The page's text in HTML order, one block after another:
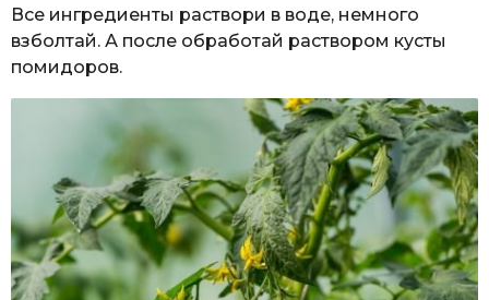
Все ингредиенты раствори в воде, немного
взболтай. А после обработай раствором кусты
помидоров.